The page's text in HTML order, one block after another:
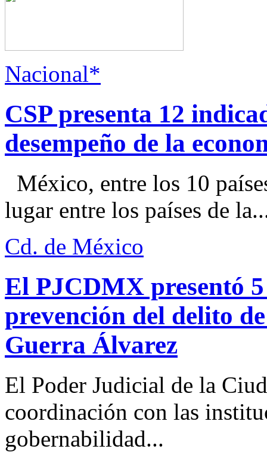
Nacional*
CSP presenta 12
desempeño de la
México, entre los 10
lugar entre los países de
Cd. de México
El PJCDMX presentó
prevención del delito
Guerra Álvarez
El Poder Judicial de la
coordinación con las
gobernabilidad...